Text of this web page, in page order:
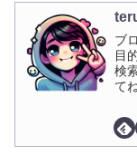
ブ
目
検
て